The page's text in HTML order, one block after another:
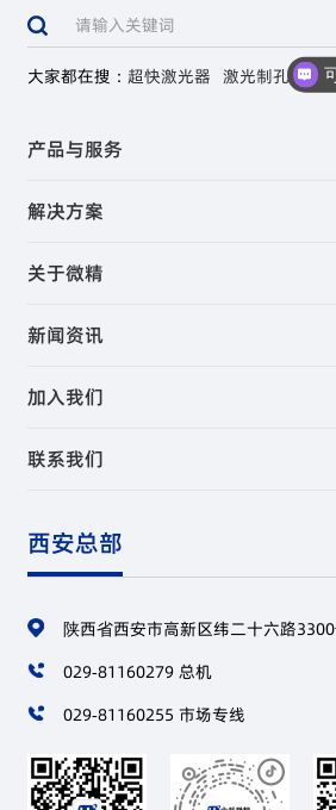
发送即代表您同意我们的《隐私
提交
大家都在搜：超快激光器 激光制孔
产品与服务
解决方案
关于微精
新闻资讯
加入我们
联系我们
西安总部
陕西省西安市高新区纬二十六路
029-81160279 总机
029-81160255 市场专线